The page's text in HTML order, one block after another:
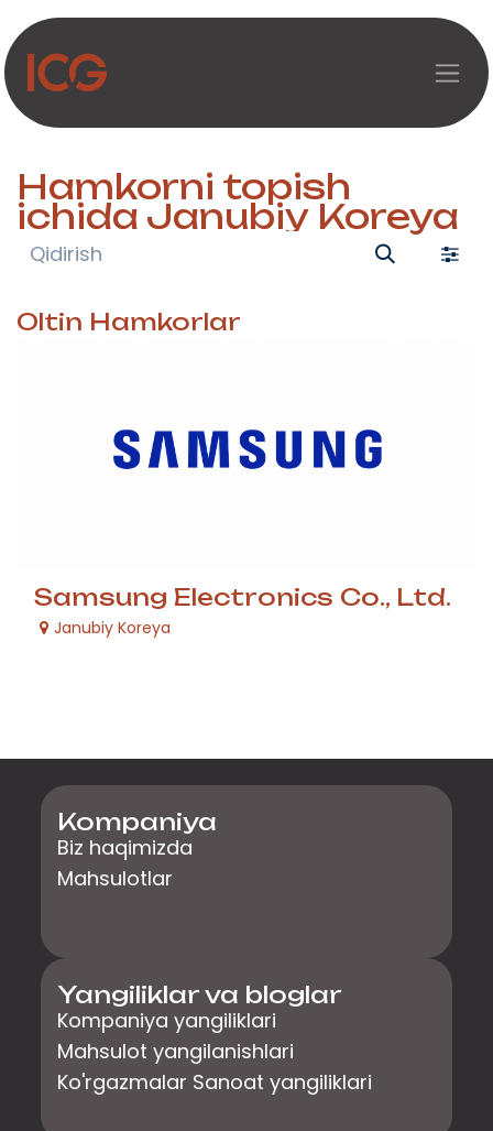
Asosiy mazmunga o‘tish
Hamkorni topish
ichida Janubiy Koreya
Oltin Hamkorlar
Samsung Electronics Co., Ltd.
Janubiy Koreya
Kompaniya
Biz haqimizda
Mahsulotlar
Yangiliklar va bloglar
Kompaniya yangiliklari
Mahsulot yangilanishlari
Ko'rgazmalar Sanoat yangiliklari